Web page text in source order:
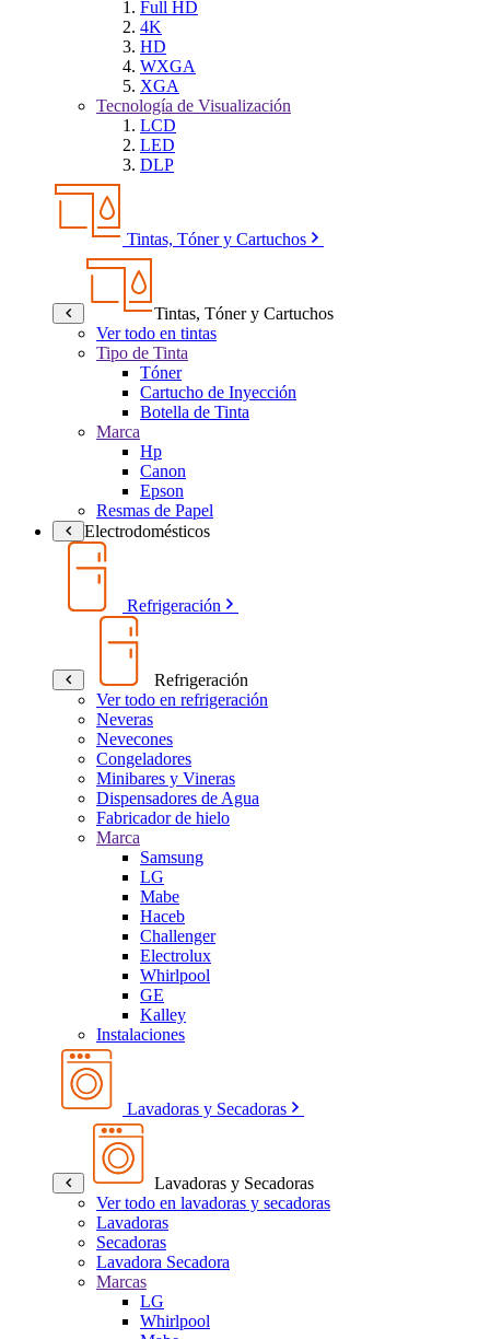
Full HD
4K
HD
WXGA
XGA
Tecnología de Visualización
LCD
LED
DLP
Tintas, Tóner y Cartuchos
Tintas, Tóner y Cartuchos
Ver todo en tintas
Tipo de Tinta
Tóner
Cartucho de Inyección
Botella de Tinta
Marca
Hp
Canon
Epson
Resmas de Papel
Electrodomésticos
Refrigeración
Refrigeración
Ver todo en refrigeración
Neveras
Nevecones
Congeladores
Minibares y Vineras
Dispensadores de Agua
Fabricador de hielo
Marca
Samsung
LG
Mabe
Haceb
Challenger
Electrolux
Whirlpool
GE
Kalley
Instalaciones
Lavadoras y Secadoras
Lavadoras y Secadoras
Ver todo en lavadoras y secadoras
Lavadoras
Secadoras
Lavadora Secadora
Marcas
LG
Whirlpool